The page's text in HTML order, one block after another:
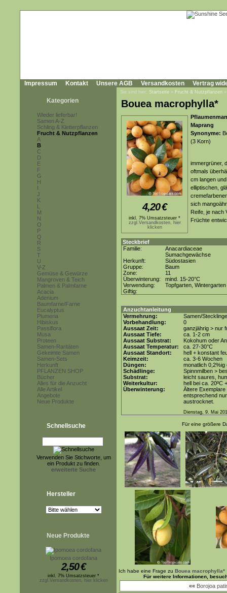
Impressum Kontakt Unsere AGB Versandkosten Vertrag
Kategorien
Wieder lieferbar!
Samen A-Z
Schling & Kletterpflanzen
Frucht & Nutzpflanzen
A
B
C
D
E
F
G
H
I
J
K
L
M
N
O
P
Q
R
S
T
U
V-Z
Gemüse & Gewürze
Mangroven & Teich
Palmen & Palmfarne
Acacia
Adenium
Baumfarne/Farne
Eucalyptus
Plumeria
Hibiskus
Passiflora
Musa
Proteen
Samen-Raritäten
Gekeimte Samen
Samen-Sets
Herkunft
PFLANZEN SHOP
Bücher
Alles für die Anzucht
Alle Artikel
Angebote
Neue Produkte
Schnellsuche
Verwenden Sie Stichworte, um
ein Produkt zu finden.
erweiterte Suche
Hersteller
Neue Produkte
Ipomoea cordofana
2,50€
inkl. 7% Umsatzsteuer *
zzgl.Versandkosten, hier klicken
Sie sind hier: Startseite » Frucht & Nutzpflanzen
Bouea macrophylla*
4,20€
inkl. 7% Umsatzsteuer *
zzgl.Versandkosten, hier
klicken
Maprang
Synonyme:
(3 Korn)
immergrüner,
oftmals
cm langen
elliptischen,
sich
Reife, je nach
Früchte
Steckbrief
Familie:
Anacardiaceae
Sumachgewächse
Herkunft:
Südostasien
Gruppe:
Baum
Zone:
11
Überwinterung:
mind. 15-20°C
Verwendung:
Topfgarten, Wintergarten
Giftig:
Anzuchtanleitung
Vermehrung:
Samen/
Vorbehandlung:
0
Aussaat Zeit:
ganzjährig > nur
Aussaat Tiefe:
ca. 1-2 cm
Aussaat Substrat:
Kokohum oder
Aussaat Temperatur:
ca. 27-30°C
Aussaat Standort:
hell + konstant
Keimzeit:
ca. 3-6 Wochen
Düngen:
monatlich
Schädlinge:
Spinnmilben >
Substrat:
leicht saures,
Weiterkultur:
hell bei ca. 20ºC
Überwinterung:
Ältere
entsprechend
austrocknet.
Dienstag, 9. Mai
Für eine größere
Ich habe eine Frage zu Bouea macrophylla*
Für weitere Informationen,
«« Borojoa